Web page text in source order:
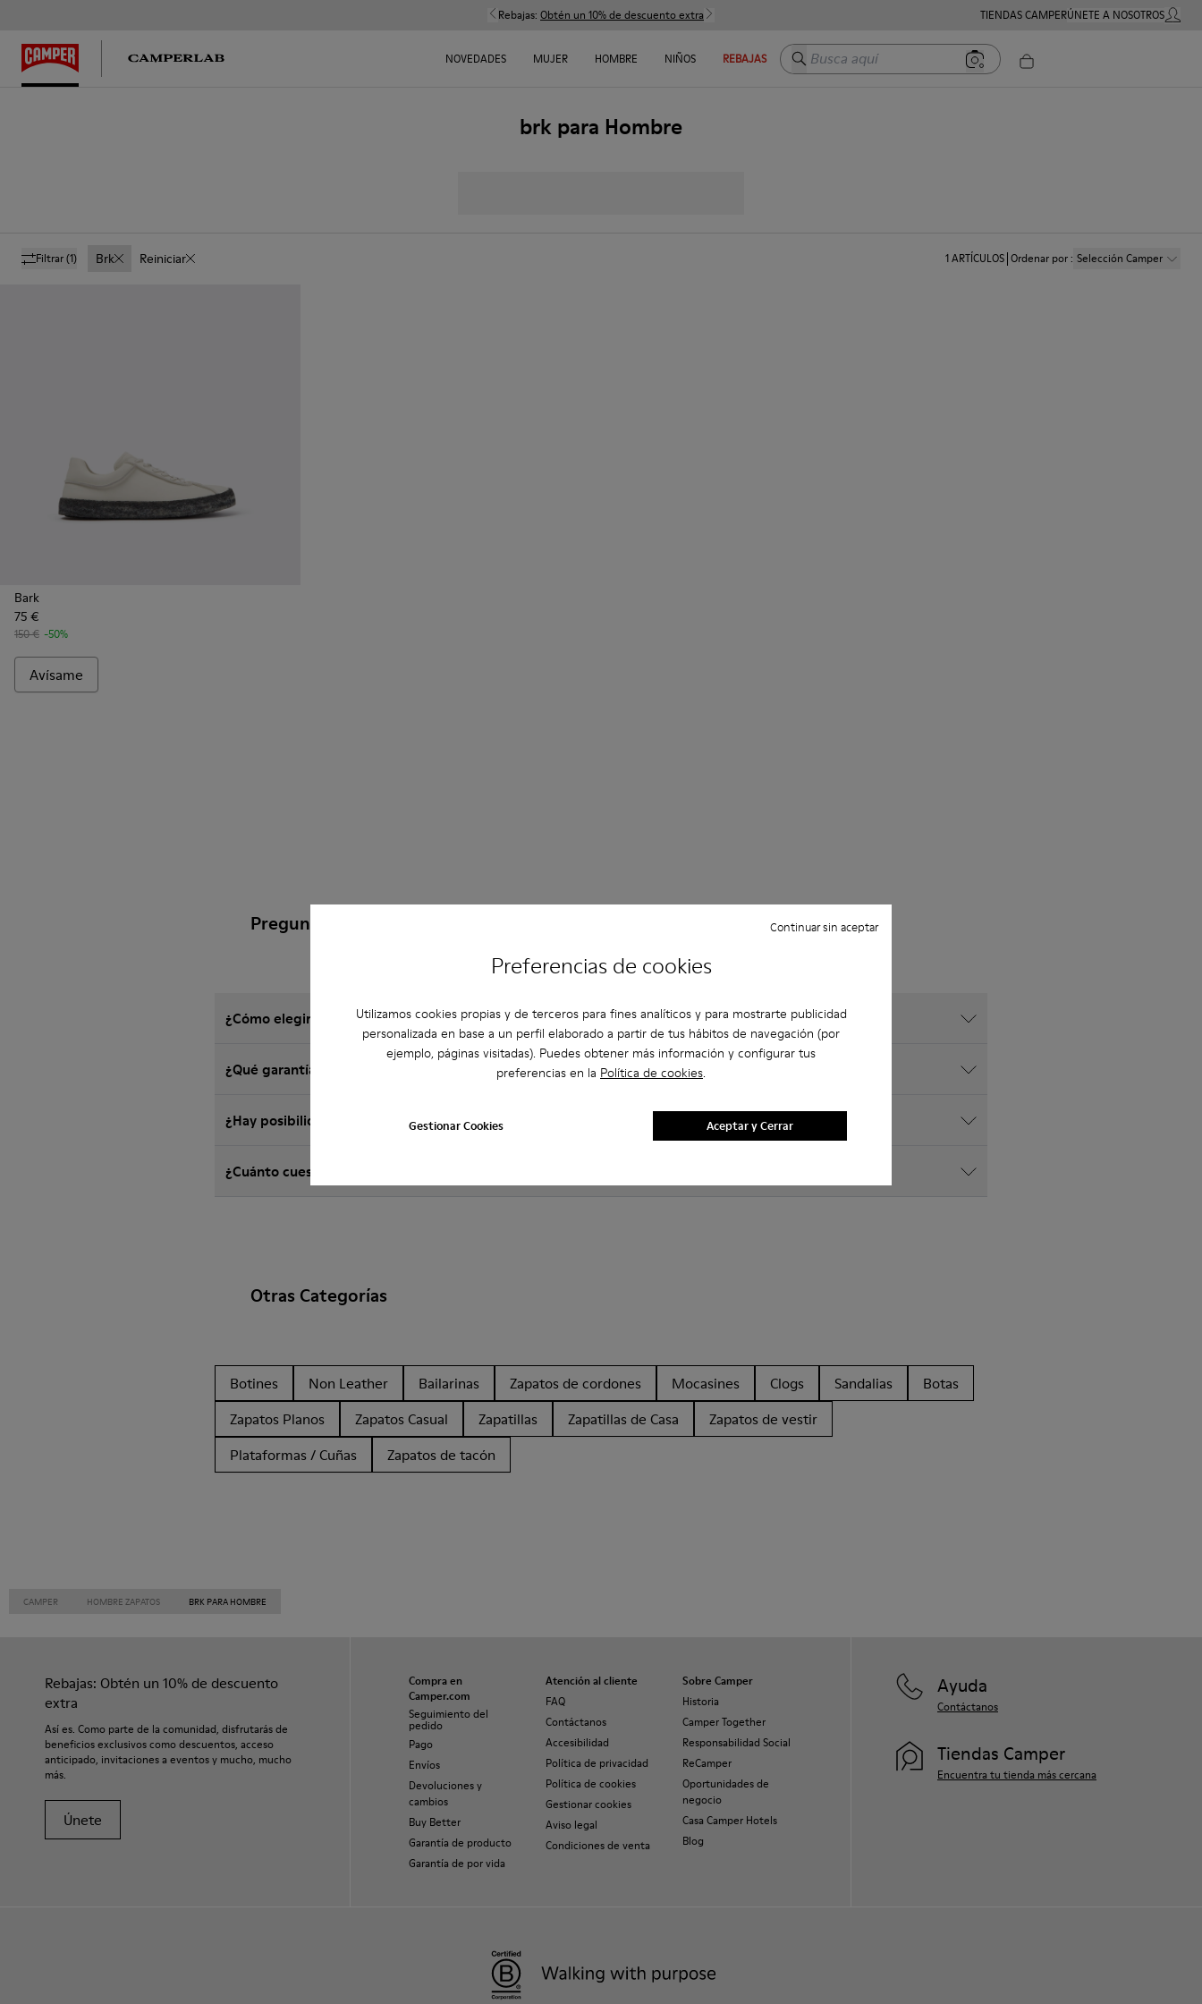
Preferencias de cookies
Utilizamos cookies propias y de terceros para fines analíticos y para mostrarte publicidad
personalizada en base a un perfil elaborado a partir de tus hábitos de navegación (por
ejemplo, páginas visitadas). Puedes obtener más información y configurar tus
preferencias en la Política de cookies.
Gestionar Cookies
Continuar sin aceptar
Aceptar y Cerrar
Rebajas: Obtén un 10% de descuento extra TIENDAS CAMPERÚNETE A NOSOTROSMI
NOVEDADES MUJER HOMBRE NIÑOS REBAJAS Busca aquí
brk para Hombre
Filtrar(1) Brk Reiniciar 1ARTÍCULOS Ordenar por: Selección Camper
Bark
75 €
150 € -50%
Avísame
Preguntas Frecuentes sobre Bark para hombre
¿Cómo elegir zapatos Camper de la talla adecuada?
¿Qué garantía tienen los brk para Hombre comprados en la web de Camper?
¿Hay posibilidad de devolución en Camper?
¿Cuánto cuesta el envío de los brk para Hombre Camper?
Otras Categorías
Botines Non Leather Bailarinas Zapatos de cordones Mocasines Clogs Sandalias
Botas
Zapatos Planos
Zapatos Casual Zapatillas Zapatillas de Casa
Zapatos de vestir
Plataformas / Cuñas
Zapatos de tacón
CAMPER HOMBRE ZAPATOS BRK PARA HOMBRE
Rebajas: Obtén un 10% de descuento
extra
Así es. Como parte de la comunidad, disfrutarás de
beneficios exclusivos como descuentos, acceso
anticipado, invitaciones a eventos y mucho, mucho
más.
Únete
Compra en
Camper.com
Seguimiento del
pedido
Pago
Envíos
Devoluciones y
cambios
Buy Better
Garantía de producto
Garantía de por vida
Atención al cliente
FAQ
Contáctanos
Accesibilidad
Política de privacidad
Política de cookies
Gestionar cookies
Aviso legal
Condiciones de venta
Sobre Camper
Historia
Camper Together
Responsabilidad Social
ReCamper
Oportunidades de
negocio
Casa Camper Hotels
Blog
Ayuda
Contáctanos
Tiendas Camper
Encuentra tu tienda más cercana